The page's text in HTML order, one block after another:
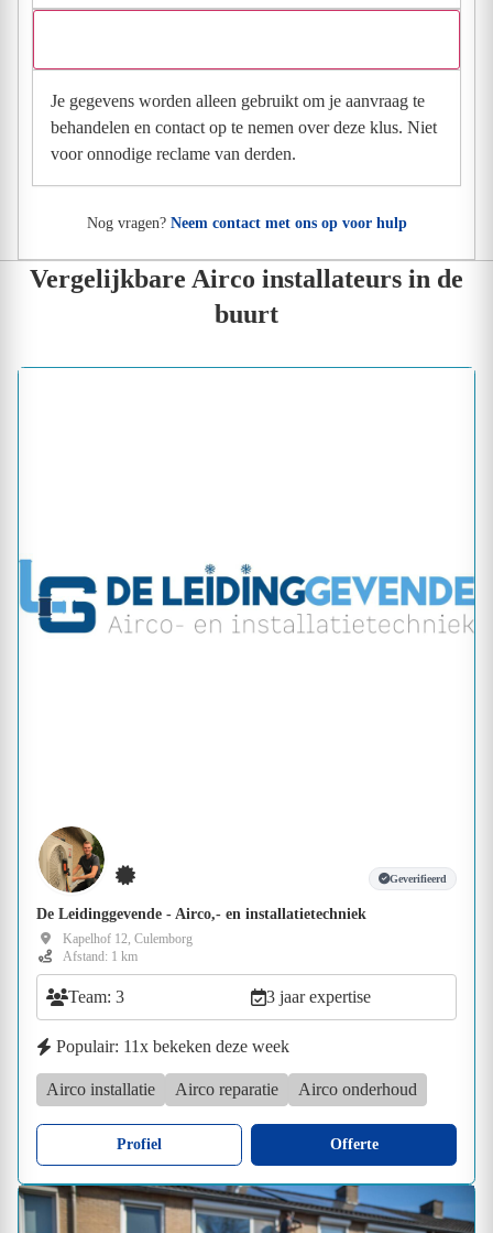
Je gegevens worden alleen gebruikt om je aanvraag te
behandelen en contact op te nemen over deze klus. Niet
voor onnodige reclame van derden.
Nog vragen? Neem contact met ons op voor hulp
Vergelijkbare Airco installateurs in de
buurt
Geverifieerd
De Leidinggevende - Airco,- en installatietechniek
Kapelhof 12, Culemborg
Afstand: 1 km
Team: 3 3 jaar expertise
Populair: 11x bekeken deze week
Airco installatie Airco reparatie Airco onderhoud
Profiel Offerte